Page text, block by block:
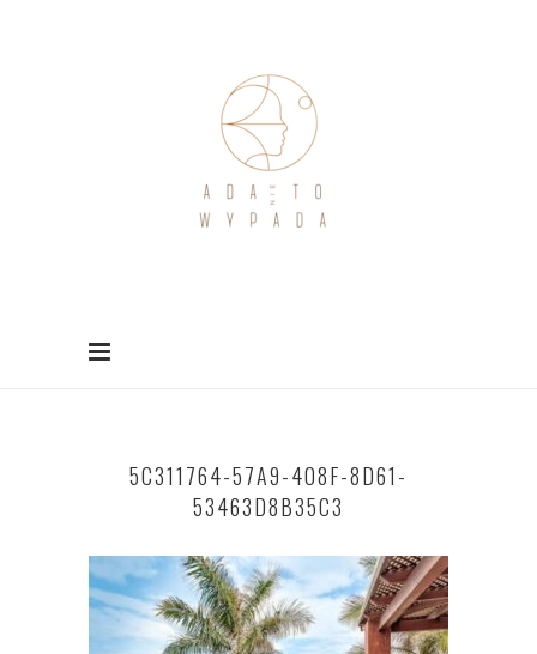
5C311764-57A9-408F-8D61-
53463D8B35C3